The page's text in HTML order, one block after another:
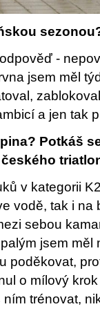
-
jsem měl
a jen tak
Potkáš
v kategorii
vodě, tak i na
sebou
jsem měl
poděkovat,
o mílový
trénovat,